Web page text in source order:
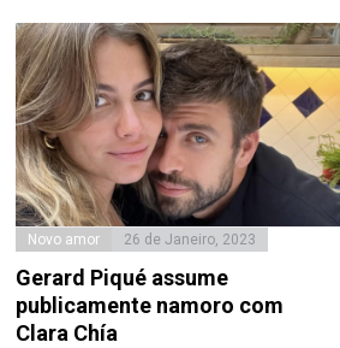
Novo amor 26 de Janeiro, 2023
Gerard Piqué assume
publicamente namoro com
Clara Chía